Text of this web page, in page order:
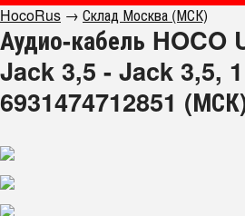
HocoRus → Склад Москва (МСК)
Аудио-кабель HOCO
Jack 3,5 - Jack 3,5,
6931474712851